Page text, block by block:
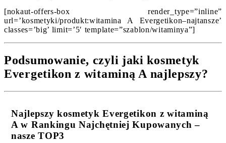
[nokaut-offers-box render_type=”inline”
url=’kosmetyki/produkt:witamina A Evergetikon–najtansze’
classes=’big’ limit=’5′ template=”szablon/witaminya”]
Podsumowanie, czyli jaki kosmetyk
Evergetikon z witaminą A najlepszy?
Najlepszy kosmetyk Evergetikon z witaminą
A w Rankingu Najchętniej Kupowanych –
nasze TOP3